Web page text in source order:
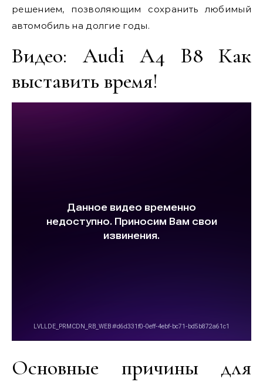
решением, позволяющим сохранить любимый
автомобиль на долгие годы.
Видео: Audi A4 B8 Как
выставить время!
Основные причины для